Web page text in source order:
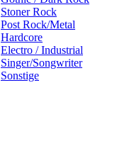
Stoner Rock
Post Rock/Metal
Hardcore
Electro / Industrial
Singer/Songwriter
Sonstige